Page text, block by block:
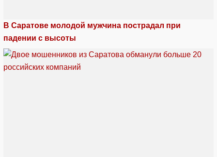
В Саратове молодой мужчина пострадал при
падении с высоты